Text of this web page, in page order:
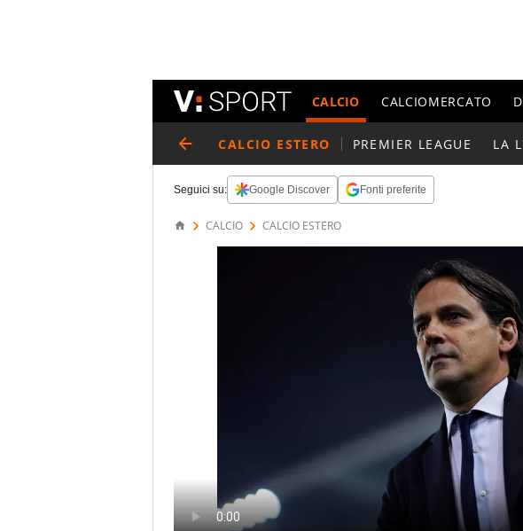
CALCIO CALCIOMERCATO
CALCIO ESTERO PREMIER LEAGUE LA
Seguici su: Google Discover Fonti preferite
CALCIO CALCIO ESTERO